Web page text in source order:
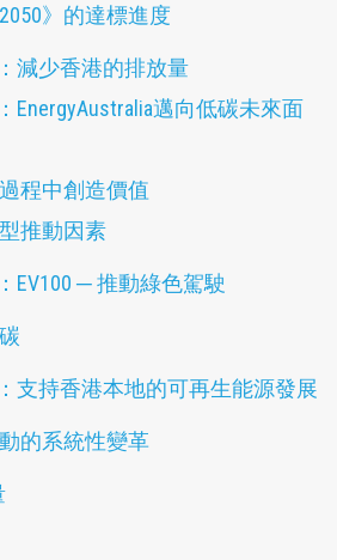
》的達標進度
減少香港的排放量
EnergyAustralia邁向低碳未來面
程中創造價值
推動因素
EV100 ─ 推動綠色駕駛
支持香港本地的可再生能源發展
的系統性變革